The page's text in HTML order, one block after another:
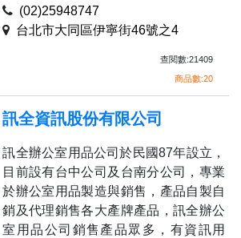
(02)25948747
台北市大同區伊寧街46號之4
查閱數:21409
商品數:20
訊全資訊股份有限公司
訊全辦公室用品公司於民國87年設立，
目前設有台中公司及台南分公司，專業
於辦公室用品製造與銷售，產品自製自
銷及代理銷售各大產牌產品，訊全辦公
室用品公司銷售產品眾多，有資訊用